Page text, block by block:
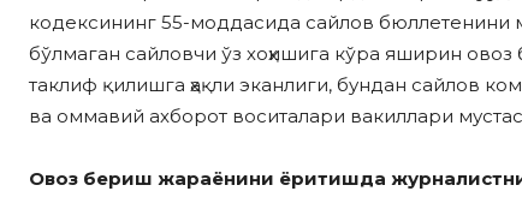
кодексининг 55-моддасида сайлов бюллетенини
бўлмаган сайловчи ўз хоҳишига кўра яширин
таклиф қилишга ҳақли эканлиги, бундан сайлов
ва оммавий ахборот воситалари вакиллари
Овоз бериш жараёнини ёритишда